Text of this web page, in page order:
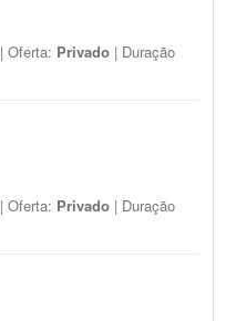
| Oferta: Privado | Duração
| Oferta: Privado | Duração